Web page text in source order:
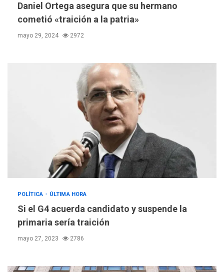
Daniel Ortega asegura que su hermano
cometió «traición a la patria»
mayo 29, 2024 2972
POLÍTICA ÚLTIMA HORA
Si el G4 acuerda candidato y suspende la
primaria sería traición
mayo 27, 2023 2786
3
POLÍTICA
TITULARES
ÚLTIMA HORA
ONGs piden a CIDH
POLÍTICA